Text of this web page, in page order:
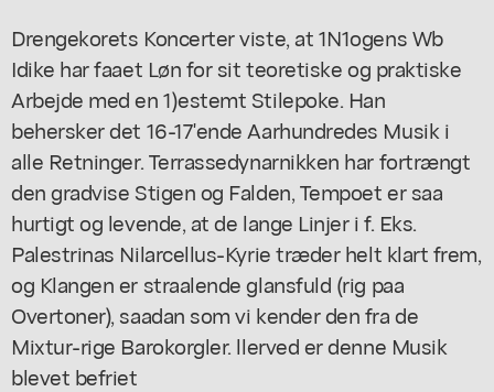
Drengekorets Koncerter viste, at 1N1ogens Wb
Idike har faaet Løn for sit teoretiske og praktiske
Arbejde med en 1)estemt Stilepoke. Han
behersker det 16-17'ende Aarhundredes Musik i
alle Retninger. Terrassedynarnikken har fortrængt
den gradvise Stigen og Falden, Tempoet er saa
hurtigt og levende, at de lange Linjer i f. Eks.
Palestrinas Nilarcellus-Kyrie træder helt klart frem,
og Klangen er straalende glansfuld (rig paa
Overtoner), saadan som vi kender den fra de
Mixtur-rige Barokorgler. llerved er denne Musik
blevet befriet